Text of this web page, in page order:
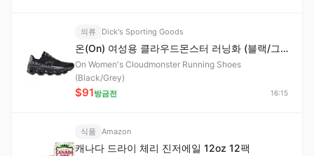
의류 Dick's Sporting Goods
온(On) 여성용 클라우드몬스터 러닝화 (블랙/그레이)
On Women's Cloudmonster Running Shoes
(Black/Grey)
$91방금전 16:15
식품 Amazon
캐나다 드라이 체리 진저에일 12oz 12팩